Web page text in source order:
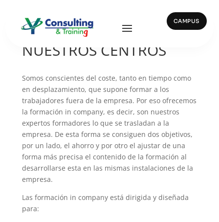
CAMPUS
FORMACIÓN EN
NUESTROS CENTROS
Somos conscientes del coste, tanto en tiempo como
en desplazamiento, que supone formar a los
trabajadores fuera de la empresa. Por eso ofrecemos
la formación in company, es decir, son nuestros
expertos formadores lo que se trasladan a la
empresa. De esta forma se consiguen dos objetivos,
por un lado, el ahorro y por otro el ajustar de una
forma más precisa el contenido de la formación al
desarrollarse esta en las mismas instalaciones de la
empresa.
Las formación in company está dirigida y diseñada
para: